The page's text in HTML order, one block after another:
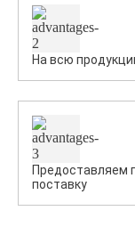
На всю
Предоставляем
поставку